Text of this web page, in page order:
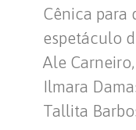
Cênica para
espetáculo
Ale
Ilmara
Tallita